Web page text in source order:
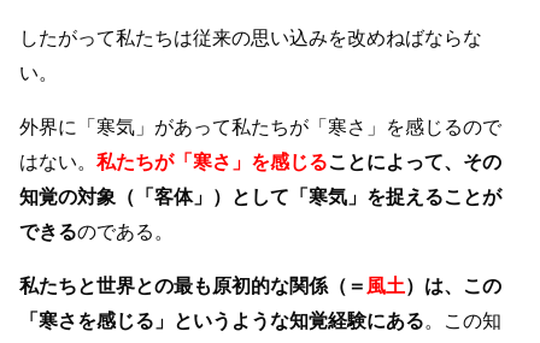
したがって私たちは従来の思い込みを改めねばならな
い。
外界に「寒気」があって私たちが「寒さ」を感じるので
はない。私たちが「寒さ」を感じることによって、その
知覚の対象（「客体」）として「寒気」を捉えることが
できるのである。
私たちと世界との最も原初的な関係（＝ 風土）は、この
「寒さを感じる」というような知覚経験にある。この知